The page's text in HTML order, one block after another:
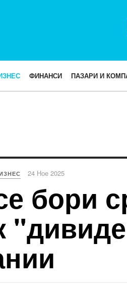
ФИНАНСИ ПАЗАРИ И
24 Ное 2025
бори